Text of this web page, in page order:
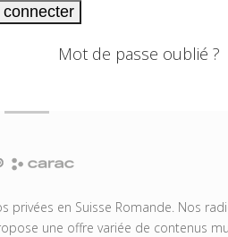
connecter
Mot de passe oublié ?
en Suisse Romande. Nos
une offre variée de contenus